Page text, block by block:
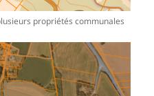
propriétés communales